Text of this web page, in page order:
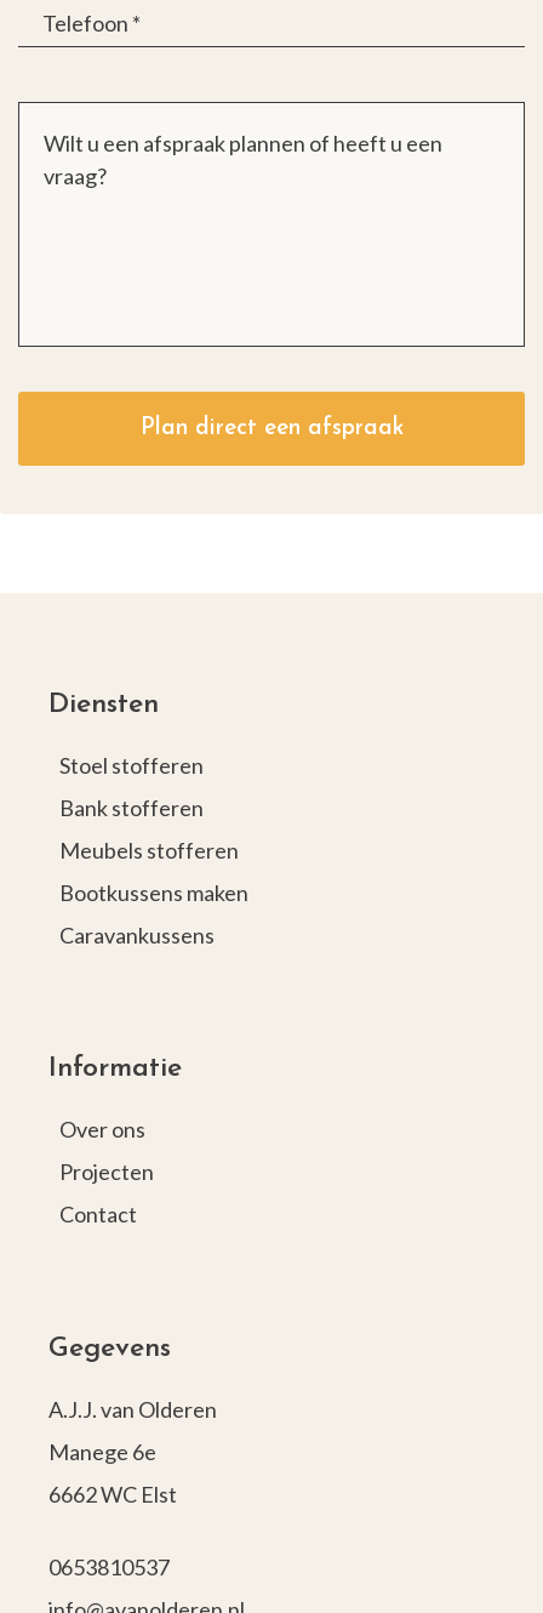
Diensten
Stoel stofferen
Bank stofferen
Meubels stofferen
Bootkussens maken
Caravankussens
Informatie
Over ons
Projecten
Contact
Gegevens
A.J.J. van Olderen
Manege 6e
6662 WC Elst
0653810537